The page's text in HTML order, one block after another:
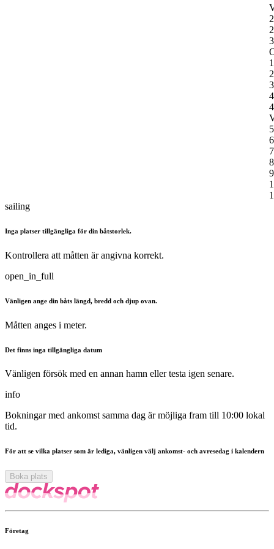
1
2
3
4
5
6
7
8
9
sailing
Inga platser tillgängliga för din båtstorlek.
Kontrollera att måtten är angivna korrekt.
open_in_full
Vänligen ange din båts längd, bredd och djup ovan.
Måtten anges i meter.
Det finns inga tillgängliga datum
Vänligen försök med en annan hamn eller testa igen senare.
info
Bokningar med ankomst samma dag är möjliga fram till 10:00 lokal
tid.
För att se vilka platser som är lediga, vänligen välj ankomst- och avresedag i kalendern
Boka plats
Företag